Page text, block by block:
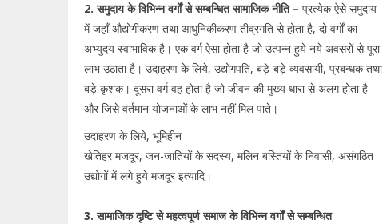
2. समुदाय के विभिन्न वर्गों से सम्बन्धित सामाजिक नीति – प्रत्येक ऐसे समुदाय
में जहाँ औद्योगीकरण तथा आधुनिकीकरण तीव्रगति से होता है, दो वर्गों का
अभ्युदय स्वाभाविक है। एक वर्ग ऐसा होता है जो उत्पन्न हुये नये अवसरों से पूरा
लाभ उठाता है। उदाहरण के लिये, उद्योगपति, बड़े-बड़े व्यवसायी, प्रबन्धक तथा
बड़े कृशक। दूसरा वर्ग वह होता है जो जीवन की मुख्य धारा से अलग होता है
और जिसे वर्तमान योजनाओं के लाभ नहीं मिल पाते।
उदाहरण के लिये, भूमिहीन
खेतिहर मजदूर, जन-जातियों के सदस्य, मलिन बस्तियों के निवासी, असंगठित
उद्योगों में लगे हुये मजदूर इत्यादि।
3. सामाजिक दृष्टि से महत्वपूर्ण समाज के विभिन्न वर्गों से सम्बन्धित